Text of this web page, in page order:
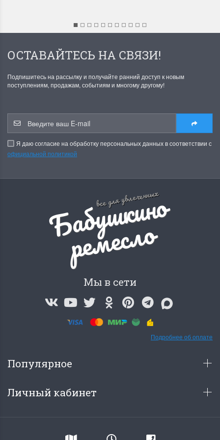
ОСТАВАЙТЕСЬ НА СВЯЗИ!
Подпишитесь на рассылку и получайте ранний доступ к новым
поступлениям, продажам, событиям и многому другому!
Я даю согласие на обработку персональных данных в соответствии с
официальной политикой
все для увлеченных
Б
а
б
у
ш
к
и
н
о
р
е
м
е
с
л
о
Мы в сети
Подробнее об оплате
Популярное
Личный кабинет